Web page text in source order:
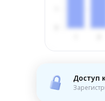
Доступ